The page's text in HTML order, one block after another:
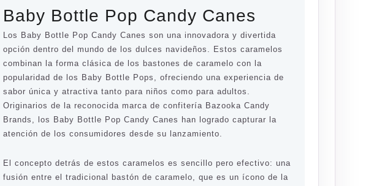
Baby Bottle Pop Candy Canes
Los Baby Bottle Pop Candy Canes son una innovadora y divertida
opción dentro del mundo de los dulces navideños. Estos caramelos
combinan la forma clásica de los bastones de caramelo con la
popularidad de los Baby Bottle Pops, ofreciendo una experiencia de
sabor única y atractiva tanto para niños como para adultos.
Originarios de la reconocida marca de confitería Bazooka Candy
Brands, los Baby Bottle Pop Candy Canes han logrado capturar la
atención de los consumidores desde su lanzamiento.
El concepto detrás de estos caramelos es sencillo pero efectivo: una
fusión entre el tradicional bastón de caramelo, que es un ícono de la